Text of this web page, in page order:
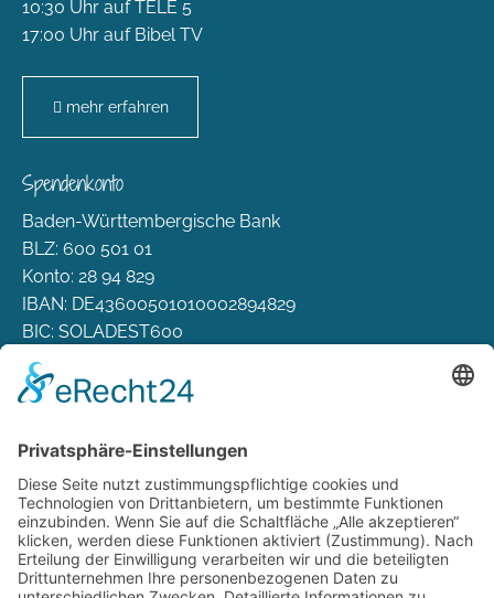
10:30 Uhr auf TELE 5
17:00 Uhr auf Bibel TV
mehr erfahren
Spendenkonto
Baden-Württembergische Bank
BLZ: 600 501 01
Konto: 28 94 829
IBAN: DE43600501010002894829
BIC: SOLADEST600
Rechtliches
Versand & Lieferung
Widerrufsbelehrung
AGB
Datenschutz